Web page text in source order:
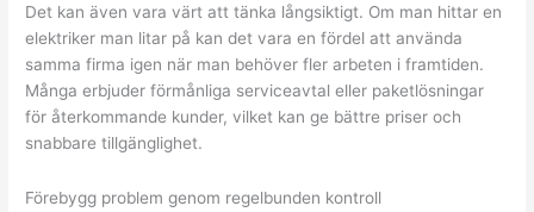
Det kan även vara värt att tänka långsiktigt. Om man hittar en
elektriker man litar på kan det vara en fördel att använda
samma firma igen när man behöver fler arbeten i framtiden.
Många erbjuder förmånliga serviceavtal eller paketlösningar
för återkommande kunder, vilket kan ge bättre priser och
snabbare tillgänglighet.
Förebygg problem genom regelbunden kontroll